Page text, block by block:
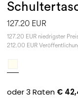
127.20 EUR
127.20 EUR niedrigster
212.00 EUR